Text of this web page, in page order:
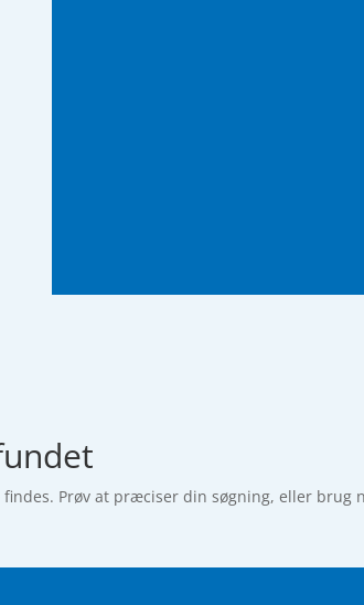
findes. Prøv at præciser din søgning, eller